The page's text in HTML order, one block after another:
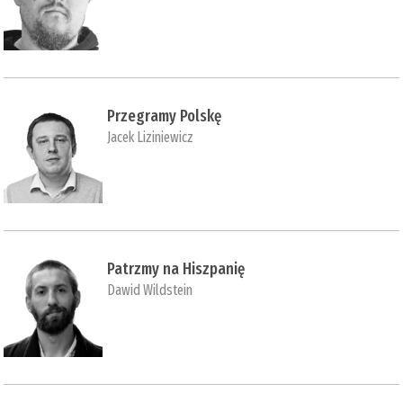
Przegramy Polskę
Jacek Liziniewicz
Patrzmy na Hiszpanię
Dawid Wildstein